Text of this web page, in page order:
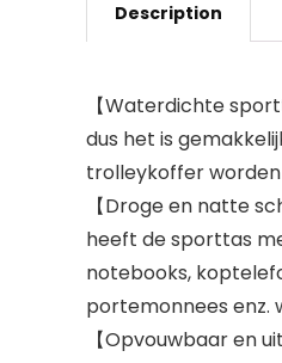
Description
【Waterdichte
dus het is
trolleykoffer
【Droge en natte
heeft de sporttas
notebooks,
portemonnees enz.
【Opvouwbaar en